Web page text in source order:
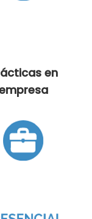
en